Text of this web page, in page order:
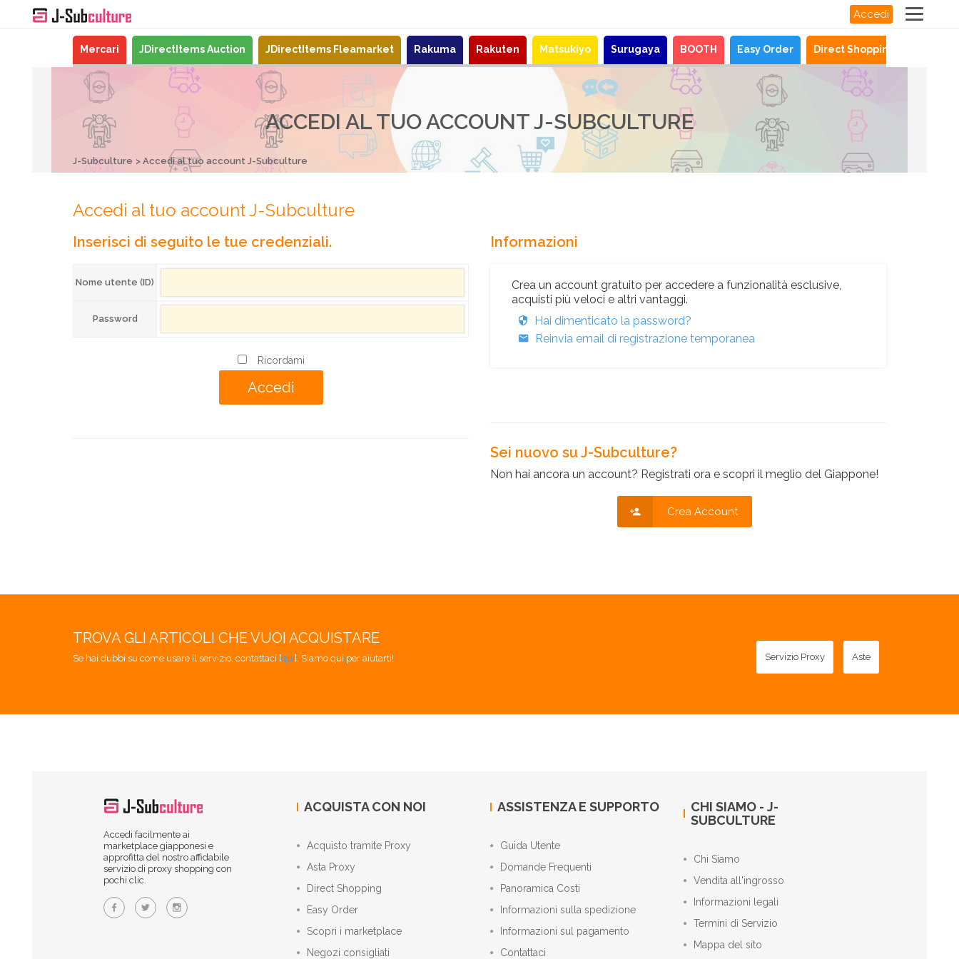
Accedi
Mercari JDirectItems Auction JDirectItems Fleamarket Rakuma Rakuten Matsukiyo Surugaya BOOTH Easy Order Direct Shopping
ACCEDI AL TUO ACCOUNT J-SUBCULTURE
J-Subculture Accedi al tuo account J-Subculture
Accedi al tuo account J-Subculture
Inserisci di seguito le tue credenziali.
Nome utente (ID)
Password
Ricordami
Informazioni
Crea un account gratuito per accedere a funzionalità esclusive,
acquisti più veloci e altri vantaggi.
Hai dimenticato la password?
Reinvia email di registrazione temporanea
Sei nuovo su J-Subculture?
Non hai ancora un account? Registrati ora e scopri il meglio del Giappone!
Crea Account
TROVA GLI ARTICOLI CHE VUOI ACQUISTARE
Se hai dubbi su come usare il servizio, contattaci [qui]. Siamo qui per aiutarti! Servizio Proxy Aste
Accedi facilmente ai
marketplace giapponesi e
approfitta del nostro affidabile
servizio di proxy shopping con
pochi clic.
ACQUISTA CON NOI
Acquisto tramite Proxy
Asta Proxy
Direct Shopping
Easy Order
Scopri i marketplace
Negozi consigliati
ASSISTENZA E SUPPORTO
Guida Utente
Domande Frequenti
Panoramica Costi
Informazioni sulla spedizione
Informazioni sul pagamento
Contattaci
CHI SIAMO - J-
SUBCULTURE
Chi Siamo
Vendita all'ingrosso
Informazioni legali
Termini di Servizio
Mappa del sito